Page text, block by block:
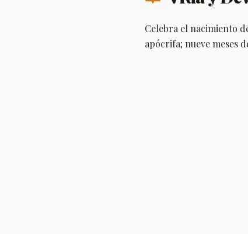
Celebra el nacimiento
apócrifa; nueve meses